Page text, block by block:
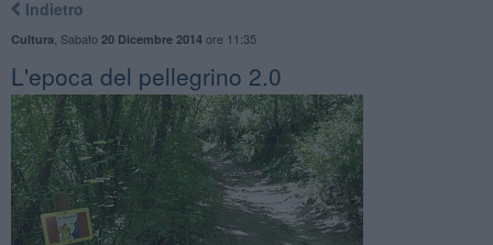
Indietro
Cultura Sabato 20 Dicembre 2014ore 11:35
L'epoca del pellegrino 2.0